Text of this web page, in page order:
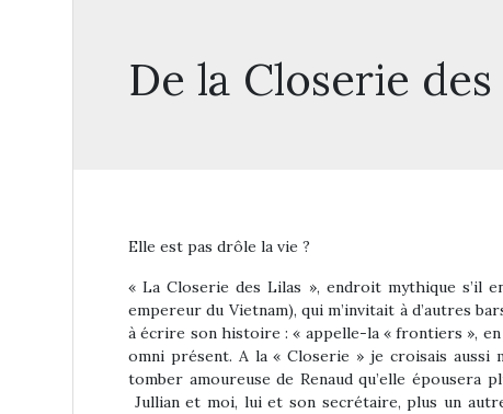
De la Closerie
Elle est pas drôle la vie ?
« La Closerie des Lilas », endroit mythique s’il
empereur du Vietnam), qui m’invitait à d’autres
à écrire son histoire : « appelle-la « frontiers »,
omni présent. A la « Closerie » je croisais aussi
tomber amoureuse de Renaud qu’elle épousera
Jullian et moi, lui et son secrétaire, plus un